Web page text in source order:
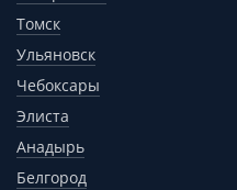
Томск
Ульяновск
Чебоксары
Элиста
Анадырь
Белгород